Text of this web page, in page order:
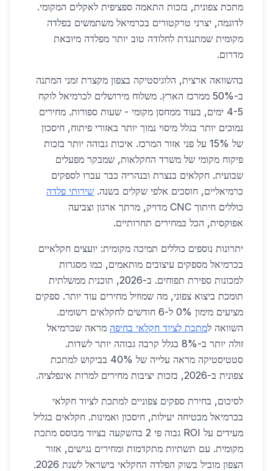
מתכת צפונית, בזכות התאמה ספציפית לאקלים המקומי.
לדוגמה, יצרני טרקטורים בכרמיאל משתמשים בפלדה
מקומית שמתנגדת לחלודה טוב יותר מפלדה מיובאת
מדרום.
בהשוואה ארצית, הלוגיסטיקה בצפון מקצרת זמני המתנה
ב-50% ממרכז הארץ. משלוח מירושלים לכרמיאל לוקח
4-5 ימים, בעוד ממחסן מקומי - שעות ספורות. מחירים
נמוכים יותר בגלל מיסוי נמוך יותר באזורי פיתוח, חיסכון
של 15% על פני אזור המרכז. איכות גבוהה יותר בזכות
פיקוח מקומי של משרד החקלאות, שמבקר מפעלים
שבועית. חקלאים בנצרת ובנהריה כבר עברו לספקים
כרמיאליים, חוסכים אלפי שקלים בשנה. שירותי פלדה
כוללים חיתוך CNC מדויק, מרתך ארגון וצביעה
אפוקסית, הכל במחירים תחרותיים.
יתרונות נוספים כוללים תמיכה מקומית: יועצים חקלאיים
בכרמיאל מספקים עיצובים מותאמים, כמו מסגרות
למכונות ספירת תפוחים. ב-2026, תוכנית ממשלתית
תומכת ביצוא צפוני, מה שמוזיל מחירים עוד יותר. ספקים
מציעים מימון 0% ל-6 חודשים לחקלאים רשומים.
השוואה למתכת לציוד חקלאי בחיפה מראה שכרמיאל
זולה יותר ב-8% בגלל קרבה גבוהה יותר לשדות.
סטטיסטיקה מראה עלייה של 40% בביקוש למתכת
צפונית ב-2026, בזכות יציבות מחירים למרות אינפלציה.
לסיכום, בחירת ספקים צפוניים למתכת לציוד חקלאי
בכרמיאל מבטיחה יעילות, חיסכון ואמינות. חקלאים בגליל
מעידים על ROI גבוה פי 2 בהשקעה בציוד מבוסס מתכת
מקומית. עם תשתיות מתקדמות ומחירים נגישים, אזור
הצפון מוביל בשוק הפלדה החקלאי בישראל לשנת 2026.